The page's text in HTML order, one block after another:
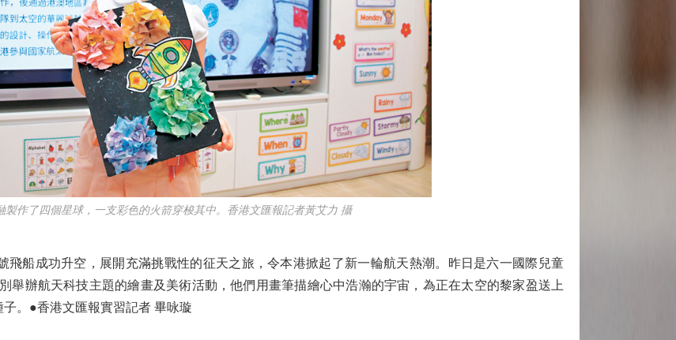
製作了四個星球，一支彩色的火箭穿梭其中。香港文匯報記者黃艾力 攝
船成功升空，展開充滿挑戰性的征天之旅，令本港掀起了新一輪航天熱潮。昨日是六一國際兒童
舉辦航天科技主題的繪畫及美術活動，他們用畫筆描繪心中浩瀚的宇宙，為正在太空的黎家盈送上
。●香港文匯報實習記者 畢咏璇